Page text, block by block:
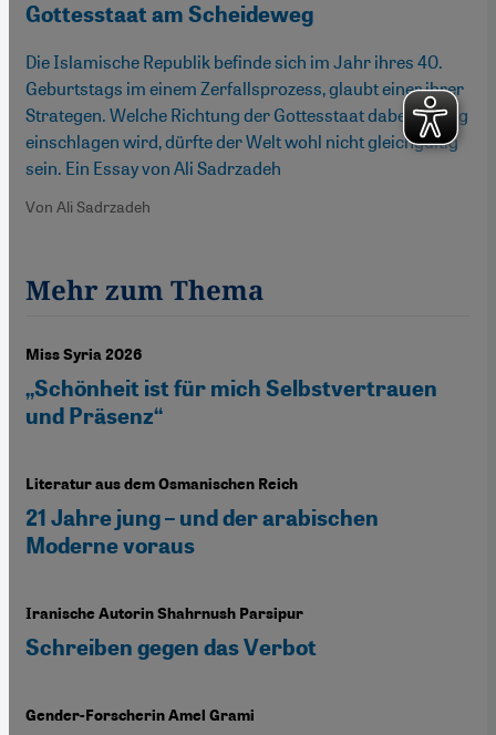
Gottesstaat am Scheideweg
Die Islamische Republik befinde sich im Jahr ihres 40.
Geburtstags im einem Zerfallsprozess, glaubt einer ihrer
Strategen. Welche Richtung der Gottesstaat dabei künftig
einschlagen wird, dürfte der Welt wohl nicht gleichgültig
sein. Ein Essay von Ali Sadrzadeh
Von Ali Sadrzadeh
Mehr zum Thema
Miss Syria 2026
„Schönheit ist für mich Selbstvertrauen
und Präsenz“
Literatur aus dem Osmanischen Reich
21 Jahre jung – und der arabischen
Moderne voraus
Iranische Autorin Shahrnush Parsipur
Schreiben gegen das Verbot
Gender-Forscherin Amel Grami